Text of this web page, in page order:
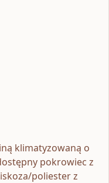
klimatyzowaną o
pokrowiec z
poliester z